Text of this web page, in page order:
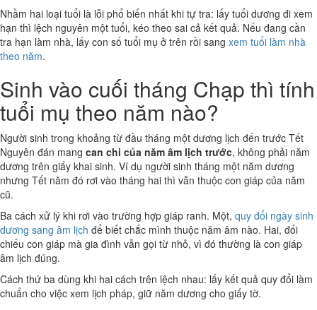
Nhầm hai loại tuổi là lỗi phổ biến nhất khi tự tra: lấy tuổi dương đi xem
hạn thì lệch nguyên một tuổi, kéo theo sai cả kết quả. Nếu đang cần
tra hạn làm nhà, lấy con số tuổi mụ ở trên rồi sang xem tuổi làm nhà
theo năm.
Sinh vào cuối tháng Chạp thì tính
tuổi mụ theo năm nào?
Người sinh trong khoảng từ đầu tháng một dương lịch đến trước Tết
Nguyên đán mang can chi của năm âm lịch trước, không phải năm
dương trên giấy khai sinh. Ví dụ người sinh tháng một năm dương
nhưng Tết năm đó rơi vào tháng hai thì vẫn thuộc con giáp của năm
cũ.
Ba cách xử lý khi rơi vào trường hợp giáp ranh. Một, quy đổi ngày sinh
dương sang âm lịch để biết chắc mình thuộc năm âm nào. Hai, đối
chiếu con giáp mà gia đình vẫn gọi từ nhỏ, vì đó thường là con giáp
âm lịch đúng.
Cách thứ ba dùng khi hai cách trên lệch nhau: lấy kết quả quy đổi làm
chuẩn cho việc xem lịch pháp, giữ năm dương cho giấy tờ.